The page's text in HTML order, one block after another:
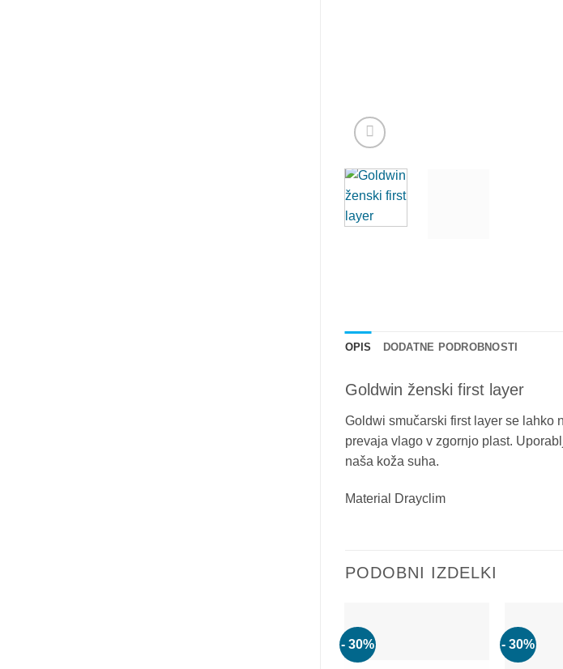
OPIS DODATNE PODROBNOSTI
Goldwin ženski first layer
Goldwi smučarski first layer se lahko
prevaja vlago v zgornjo plast.
naša koža suha.
Material Drayclim
PODOBNI IZDELKI
- 30% - 30%